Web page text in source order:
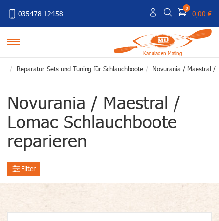
035478 12458
0
0,00 €
Kanuladen Mating
Reparatur-Sets und Tuning für Schlauchboote Novurania / Maestral /
Novurania / Maestral /
Lomac Schlauchboote
reparieren
Filter